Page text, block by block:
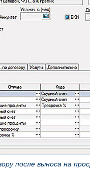
после выноса на